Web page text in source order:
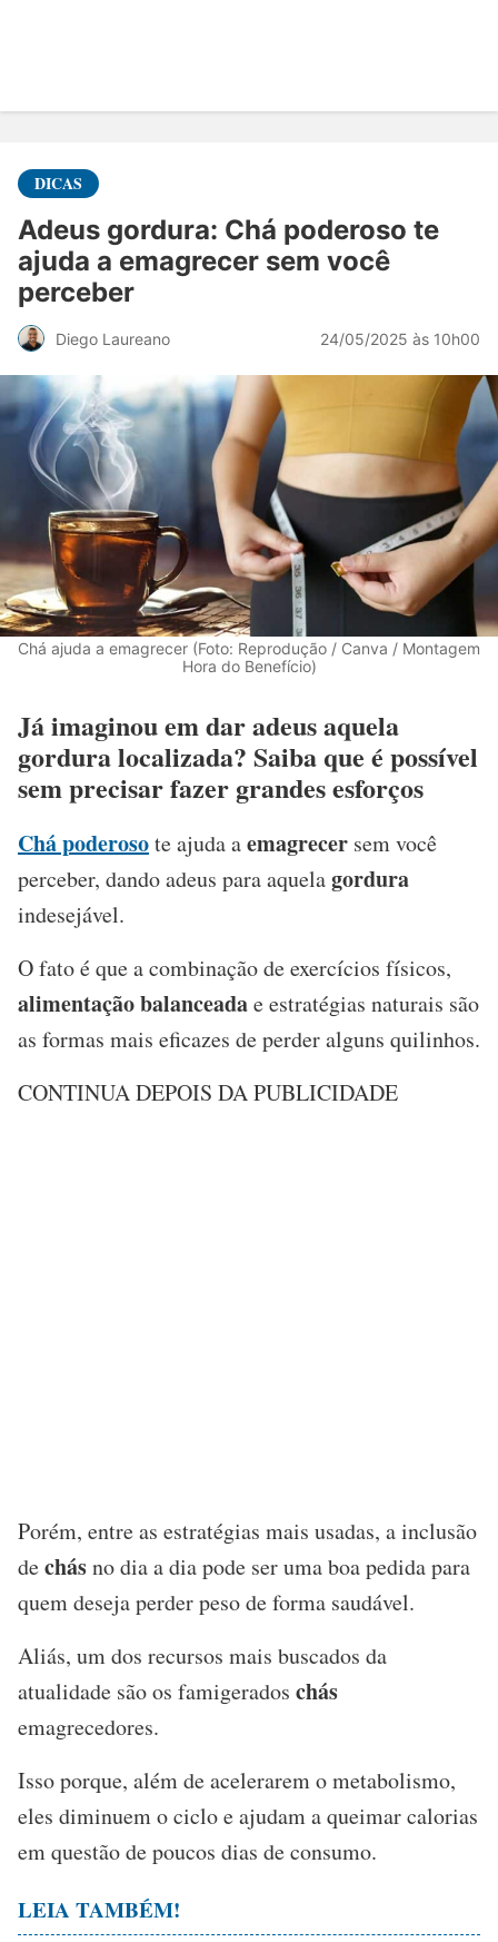
DICAS
Adeus gordura: Chá poderoso te
ajuda a emagrecer sem você
perceber
Diego Laureano 24/05/2025 às 10h00
Chá ajuda a emagrecer (Foto: Reprodução / Canva / Montagem
Hora do Benefício)
Já imaginou em dar adeus aquela
gordura localizada? Saiba que é possível
sem precisar fazer grandes esforços
Chá poderosote ajuda aemagrecer sem você
perceber, dando adeus para aquelagordura
indesejável.
O fato é que a combinação de exercícios físicos,
alimentação balanceadae estratégias naturais são
as formas mais eficazes de perder alguns quilinhos.
CONTINUA DEPOIS DA PUBLICIDADE
Porém, entre as estratégias mais usadas, a inclusão
dechásno dia a dia pode ser uma boa pedida para
quem deseja perder peso de forma saudável.
Aliás, um dos recursos mais buscados da
atualidade são os famigerados chás
emagrecedores.
Isso porque, além de acelerarem o metabolismo,
eles diminuem o ciclo e ajudam a queimar calorias
em questão de poucos dias de consumo.
LEIA TAMBÉM!